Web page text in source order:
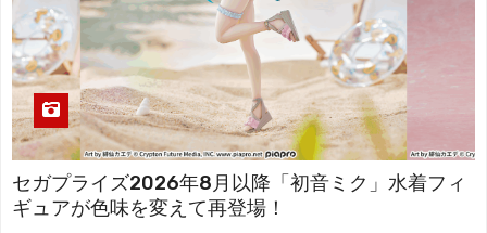
セガプライズ2026年8月以降「初音ミク」水着フィ
ギュアが色味を変えて再登場！